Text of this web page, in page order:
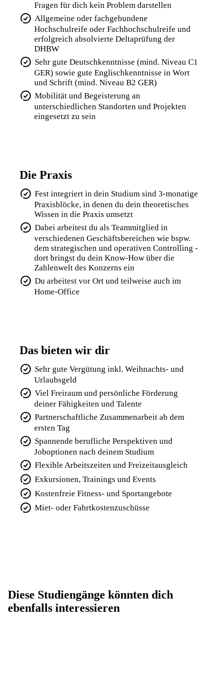
Fragen für dich kein Problem darstellen
Allgemeine oder fachgebundene
Hochschulreife oder Fachhochschulreife und
erfolgreich absolvierte Deltaprüfung der
DHBW
Sehr gute Deutschkenntnisse (mind. Niveau C1
GER) sowie gute Englischkenntnisse in Wort
und Schrift (mind. Niveau B2 GER)
Mobilität und Begeisterung an
unterschiedlichen Standorten und Projekten
eingesetzt zu sein
Die Praxis
Fest integriert in dein Studium sind 3-monatige
Praxisblöcke, in denen du dein theoretisches
Wissen in die Praxis umsetzt
Dabei arbeitest du als Teammitglied in
verschiedenen Geschäftsbereichen wie bspw.
dem strategischen und operativen Controlling -
dort bringst du dein Know-How über die
Zahlenwelt des Konzerns ein
Du arbeitest vor Ort und teilweise auch im
Home-Office
Das bieten wir dir
Sehr gute Vergütung inkl. Weihnachts- und
Urlaubsgeld
Viel Freiraum und persönliche Förderung
deiner Fähigkeiten und Talente
Partnerschaftliche Zusammenarbeit ab dem
ersten Tag
Spannende berufliche Perspektiven und
Joboptionen nach deinem Studium
Flexible Arbeitszeiten und Freizeitausgleich
Exkursionen, Trainings und Events
Kostenfreie Fitness- und Sportangebote
Miet- oder Fahrtkostenzuschüsse
Diese Studiengänge könnten dich
ebenfalls interessieren